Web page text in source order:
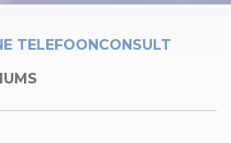
TELEFOONCONSULT